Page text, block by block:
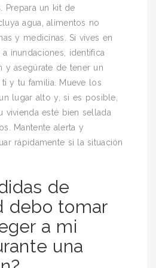
Prepara un kit de
agua, alimentos no
y medicinas. Si vives en
inundaciones, identifica
y asegúrate de tener un
y tu familia. Mueve los
lugar alto y, si es posible,
vivienda esté bien sellada
Mantente alerta y
rápidamente si la situación
de
debo tomar
a mi
una